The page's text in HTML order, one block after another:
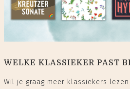
WELKE KLASSIEKER PAST
Wil je graag meer klassiekers